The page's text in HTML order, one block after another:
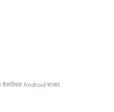
Android बाजार